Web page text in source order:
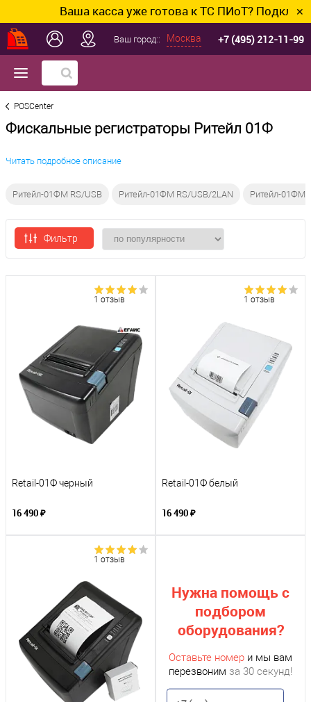
Ваша касса уже готова к ТС ПИоТ? Подключим и ✕
Ваш город:: Москва +7 (495) 212-11-99
POSCenter
Фискальные регистраторы Ритейл 01Ф
Читать подробное описание
Ритейл-01ФM RS/USB Ритейл-01ФМ RS/USB/2LAN Ритейл-01ФМ
Фильтр
1 отзыв
Retail-01Ф черный
16 490 ₽
1 отзыв
Retail-01Ф белый
16 490 ₽
1 отзыв
Нужна помощь с
подбором
оборудования?
Оставьте номер и мы вам
перезвоним за 30 секунд!